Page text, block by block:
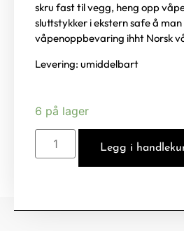
skru fast til vegg, heng opp
sluttstykker i ekstern safe å
våpenoppbevaring ihht Norsk
Levering: umiddelbart
6 på lager
Legg i